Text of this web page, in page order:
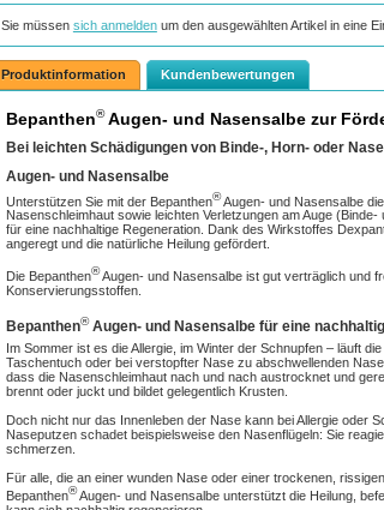
Sie müssen sich anmeldenum den ausgewählten Artikel in eine
Produktinformation Kundenbewertungen
Bepanthen®Augen- und Nasensalbe zur
Bei leichten Schädigungen von Binde-, Horn- oder
Augen- und Nasensalbe
Unterstützen Sie mit der Bepanthen®Augen- und Nasensalbe
Nasenschleimhaut sowie leichten Verletzungen am Auge
für eine nachhaltige Regeneration. Dank des Wirkstoffes
angeregt und die natürliche Heilung gefördert.
Die Bepanthen®Augen- und Nasensalbe ist gut verträglich und
Konservierungsstoffen.
Bepanthen®Augen- und Nasensalbe für eine
Im Sommer ist es die Allergie, im Winter der Schnupfen – läuft
Taschentuch oder bei verstopfter Nase zu abschwellenden
dass die Nasenschleimhaut nach und nach austrocknet und
brennt oder juckt und bildet gelegentlich Krusten.
Doch nicht nur das Innenleben der Nase kann bei Allergie oder
Naseputzen schadet beispielsweise den Nasenflügeln: Sie
schmerzen.
Für alle, die an einer wunden Nase oder einer trockenen,
Bepanthen®Augen- und Nasensalbe unterstützt die Heilung,